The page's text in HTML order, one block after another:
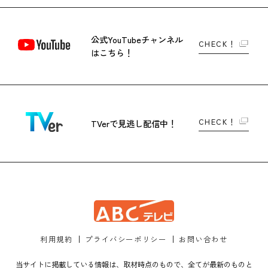
公式YouTubeチャンネル
はこちら！
CHECK！
TVerで見逃し配信中！ CHECK！
利用規約 プライバシーポリシー お問い合わせ
当サイトに掲載している情報は、取材時点のもので、全てが最新のものと